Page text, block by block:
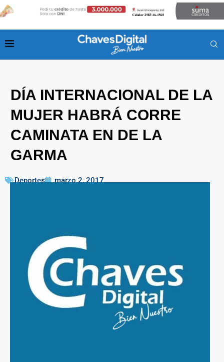
DÍA INTERNACIONAL DE LA
MUJER HABRÁ CORRE
CAMINATA EN DE LA
GARMA
Deportes marzo 2, 2017